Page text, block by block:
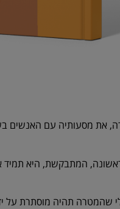
את מסעותיה עם האנשים
המתבקשת, היא תמיד
תהיה מוסתרת על ידי